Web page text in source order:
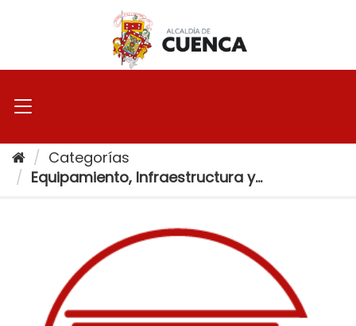
Categorías
Equipamiento, Infraestructura y...